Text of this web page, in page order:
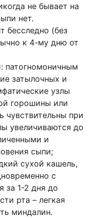
не бывает на
нет.
бесследно (без
к 4-му дню от
затылочных и
узлы
горошины или
чувствительны при
увеличиваются до
и
сыпи;
сухой кашель,
с
за 1-2 дня до
рта – легкая
миндалин.